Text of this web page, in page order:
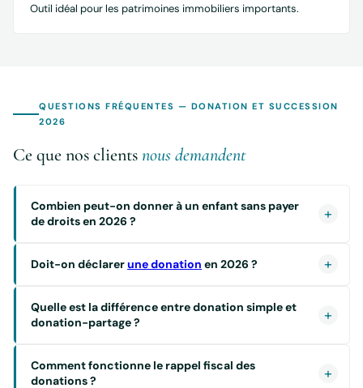
Outil idéal pour les patrimoines immobiliers importants.
QUESTIONS FRÉQUENTES — DONATION ET SUCCESSION
2026
Ce que nos clientsnous demandent
Combien peut-on donner à un enfant sans payer
de droits en 2026 ?
Doit-on déclarerune donation en 2026 ?
Quelle est la différence entre donation simple et
donation-partage ?
Comment fonctionne le rappel fiscal des
donations ?